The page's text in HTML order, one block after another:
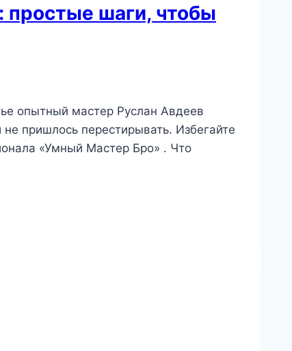
простые шаги, чтобы
опытный мастер Руслан Авдеев
пришлось перестирывать. Избегайте
«Умный Мастер Бро» . Что